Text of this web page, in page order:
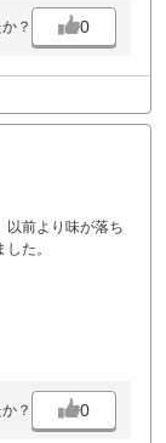
？ 0
以前より味が落ち
た。
？ 0